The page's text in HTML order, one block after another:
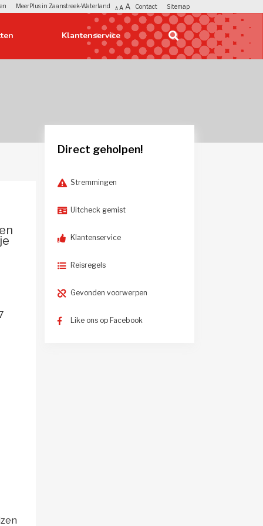
MeerPlus in Zaanstreek-Waterland A A A Contact Sitemap
Klantenservice
Direct geholpen!
Stremmingen
Uitcheck gemist
Klantenservice
Reisregels
Gevonden voorwerpen
Like ons op Facebook